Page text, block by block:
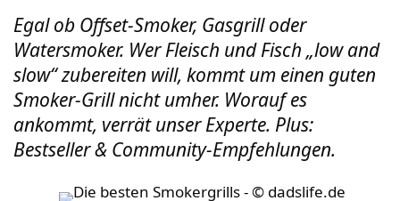
Egal ob Offset-Smoker, Gasgrill oder
Watersmoker. Wer Fleisch und Fisch „low and
slow“ zubereiten will, kommt um einen guten
Smoker-Grill nicht umher. Worauf es
ankommt, verrät unser Experte. Plus:
Bestseller & Community-Empfehlungen.